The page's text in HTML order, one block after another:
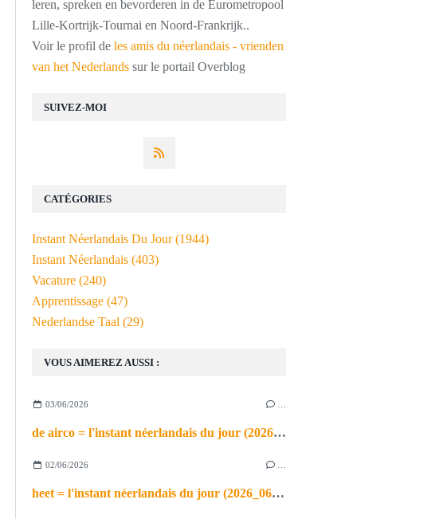
SUIVEZ-MOI
leren, spreken en bevorderen in de Eurometropool
Lille-Kortrijk-Tournai en Noord-Frankrijk..
Voir le profil de les amis du néerlandais - vrienden
van het Nederlands sur le portail Overblog
VOUS AIMEREZ AUSSI :
03/06/2026
de airco = l'instant néerlandais du jour (2026_06_03)
02/06/2026
heet = l'instant néerlandais du jour (2026_06_02)
CATÉGORIES
Instant Néerlandais Du Jour(1944)
Instant Néerlandais (403)
Vacature (240)
Apprentissage (47)
Nederlandse Taal (29)